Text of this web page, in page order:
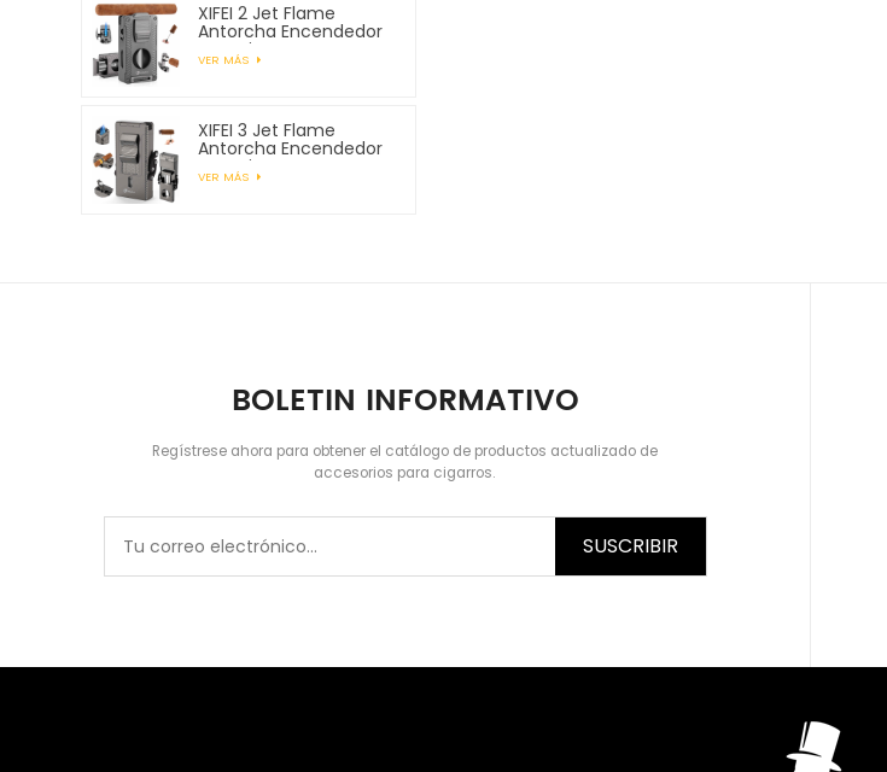
XIFEI 2 Jet Flame
Antorcha Encendedor
con Cigar Vcutter
Punch Stand Draw
VER MÁS
XIFEI 3 Jet Flame
Antorcha Encendedor
con Cigar Vcutter
Punch Stand Draw
VER MÁS
BOLETIN INFORMATIVO
Regístrese ahora para obtener el catálogo de productos actualizado de
accesorios para cigarros.
SUSCRIBIR